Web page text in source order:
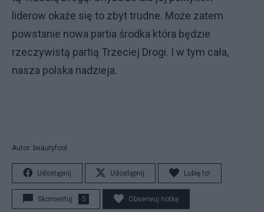
liderow okaże się to zbyt trudne. Może zatem
powstanie nowa partia środka która będzie
rzeczywistą partią Trzeciej Drogi. I w tym cała,
nasza polska nadzieja.
Autor: beautyfool
Udostępnij Udostępnij Lubię to!
Skomentuj 5 Obserwuj notkę